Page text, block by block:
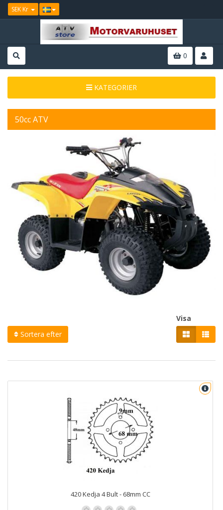
SEK Kr
0
KATEGORIER
50cc ATV
Sortera efter
Visa
420 Kedja 4 Bult - 68mm CC